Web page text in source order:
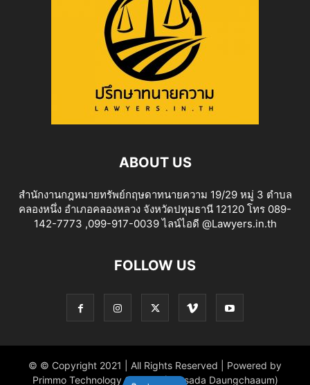
ABOUT US
สำนักงานกฎหมายทรัพย์กฤษดาทนายความ 19/29 หมู่ 3 ตำบล
คลองหนึ่ง อำเภอคลองหลวง จังหวัดปทุมธานี 12120 โทร 089-
142-7773 ,099-917-0039 ไลน์ไอดี @Lawyers.in.th
FOLLOW US
© © Copyright 2021 | All Rights Reserved | Powered by
Primmo Technology Co.,Ltd. (Khitsada Daungchaaum)